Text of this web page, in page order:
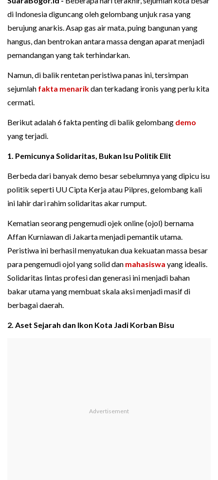
di Indonesia diguncang oleh gelombang unjuk rasa yang
berujung anarkis. Asap gas air mata, puing bangunan yang
hangus, dan bentrokan antara massa dengan aparat menjadi
pemandangan yang tak terhindarkan.
Namun, di balik rentetan peristiwa panas ini, tersimpan
sejumlah fakta menarikdan terkadang ironis yang perlu kita
cermati.
Berikut adalah 6 fakta penting di balik gelombang demo
yang terjadi.
1. Pemicunya Solidaritas, Bukan Isu Politik Elit
Berbeda dari banyak demo besar sebelumnya yang dipicu isu
politik seperti UU Cipta Kerja atau Pilpres, gelombang kali
ini lahir dari rahim solidaritas akar rumput.
Kematian seorang pengemudi ojek online (ojol) bernama
Affan Kurniawan di Jakarta menjadi pemantik utama.
Peristiwa ini berhasil menyatukan dua kekuatan massa besar
para pengemudi ojol yang solid dan mahasiswa yang idealis.
Solidaritas lintas profesi dan generasi ini menjadi bahan
bakar utama yang membuat skala aksi menjadi masif di
berbagai daerah.
2. Aset Sejarah dan Ikon Kota Jadi Korban Bisu